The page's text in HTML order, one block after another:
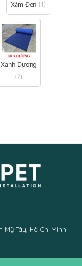
Xám Đen (1)
Xanh Dương
(7)
Mỹ Tây, Hồ Chí Minh